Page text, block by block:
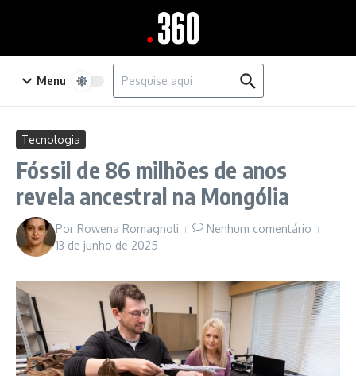
Menu
Procurar por:
Tecnologia
Fóssil de 86 milhões de anos
revela ancestral na Mongólia
Por Rowena Romagnoli
Nenhum comentário
13 de junho de 2025